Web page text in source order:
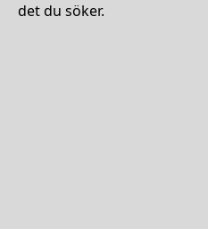
det du söker.